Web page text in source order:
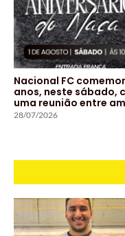
Nacional FC
anos, neste sábado,
uma reunião entre
28/07/2026